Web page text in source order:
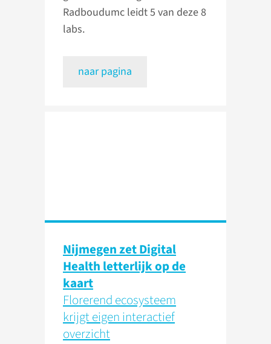
Radboudumc leidt 5 van deze 8
labs.
naar pagina
Nijmegen zet Digital
Health letterlijk op de
kaart
Florerend ecosysteem
krijgt eigen interactief
overzicht